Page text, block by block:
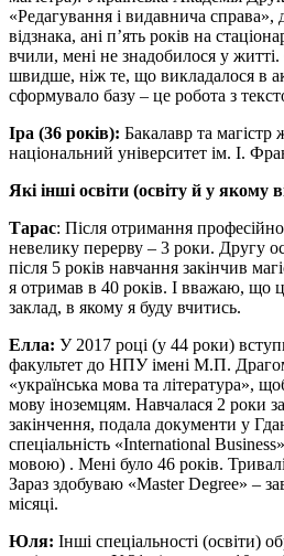
«Редагування і видавнича
відзнака, ані п’ять років на
вчили, мені не знадобилося у
швидше, ніж те, що викладалося в
сформувало базу – це робота з
Іра (36 років): Бакалавр та магістр
національний університет ім. І.
Які інші освіти (освіту й у якому
Тарас: Після отримання
невелику перерву – 3 роки. Другу
після 5 років навчання закінчив
я отримав в 40 років. І вважаю, що
заклад, в якому я буду вчитись.
Елла: У 2017 році (у 44 роки)
факультет до НПУ імені М.П.
«українська мова та література»,
мову іноземцям. Навчалася 2 роки
закінчення, подала документи у
спеціальність «International
мовою) . Мені було 46 років.
Зараз здобуваю «Master Degree» –
місяці.
Юля: Інші спеціальності (освіти)